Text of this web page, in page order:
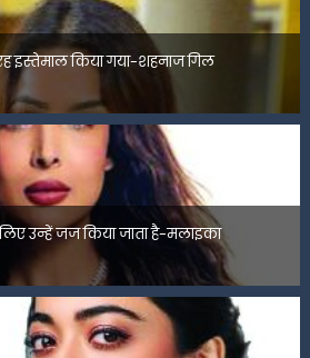
इस्तेमाल किया गया-शहनाज गिल
उन्हें जज किया जाता है-मलाइका